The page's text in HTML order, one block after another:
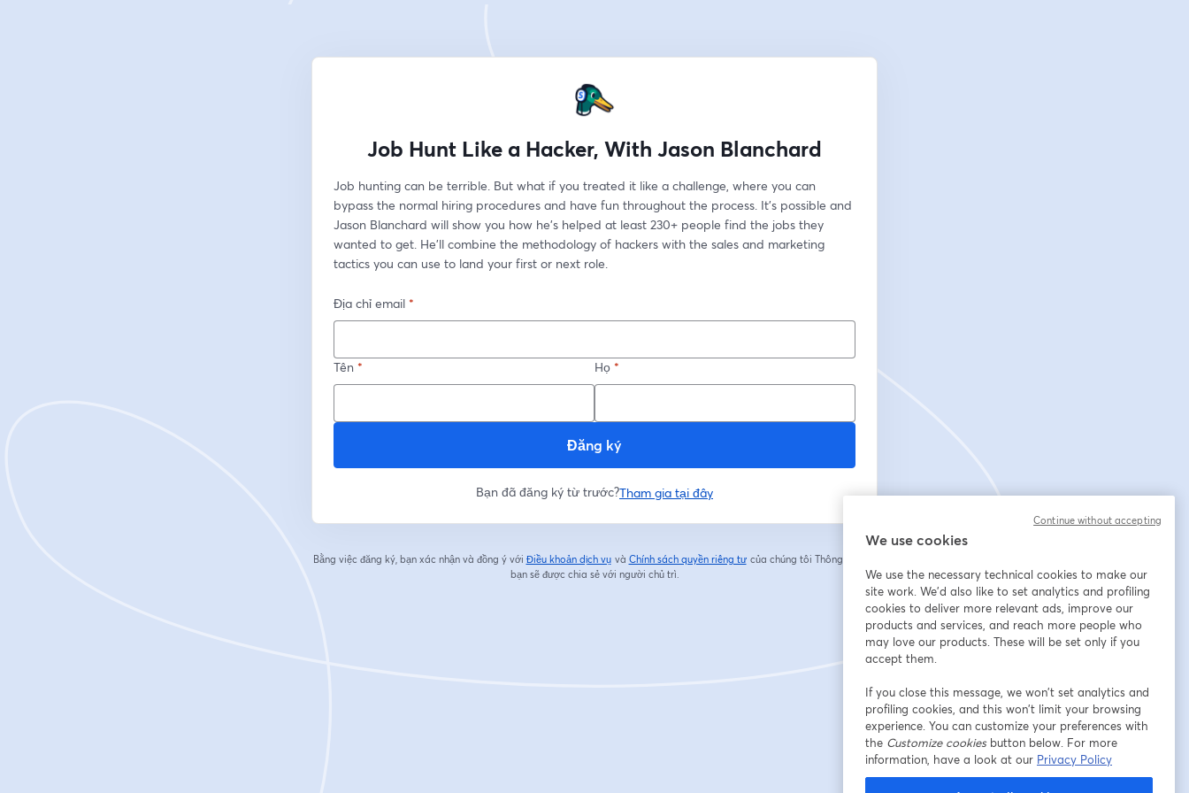
Job Hunt Like a Hacker, With Jason Blanchard
Job hunting can be terrible. But what if you treated it like a challenge, where you can
bypass the normal hiring procedures and have fun throughout the process. It's possible and
Jason Blanchard will show you how he's helped at least 230+ people find the jobs they
wanted to get. He'll combine the methodology of hackers with the sales and marketing
tactics you can use to land your first or next role.
Địa chỉ email *
Tên * Họ *
Đăng ký
Bạn đã đăng ký từ trước?Tham gia tại đây
Bằng việc đăng ký, bạn xác nhận và đồng ý với Điều khoản dịch vụ
mở trong tab mới
và Chính sách quyền riêng tư
mở trong tab mới
của chúng tôi Thông tin của
bạn sẽ được chia sẻ với người chủ trì.
We use cookies
We use the necessary technical cookies to make our
site work. We'd also like to set analytics and profiling
cookies to deliver more relevant ads, improve our
products and services, and reach more people who
may love our products. These will be set only if you
accept them.
If you close this message, we won’t set analytics and
profiling cookies, and this won’t limit your browsing
experience. You can customize your preferences with
the Customize cookiesbutton below. For more
information, have a look at our Privacy Policy
Continue without accepting